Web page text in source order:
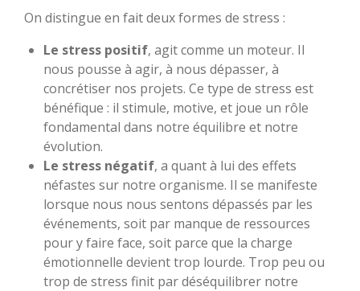
On distingue en fait deux formes de stress :
Le stress positif, agit comme un moteur. Il
nous pousse à agir, à nous dépasser, à
concrétiser nos projets. Ce type de stress est
bénéfique : il stimule, motive, et joue un rôle
fondamental dans notre équilibre et notre
évolution.
Le stress négatif, a quant à lui des effets
néfastes sur notre organisme. Il se manifeste
lorsque nous nous sentons dépassés par les
événements, soit par manque de ressources
pour y faire face, soit parce que la charge
émotionnelle devient trop lourde. Trop peu ou
trop de stress finit par déséquilibrer notre